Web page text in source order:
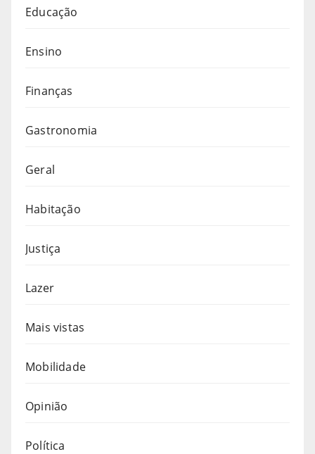
Educação
Ensino
Finanças
Gastronomia
Geral
Habitação
Justiça
Lazer
Mais vistas
Mobilidade
Opinião
Política